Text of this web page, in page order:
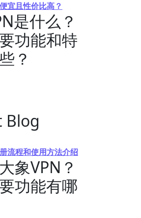
宜且性价比高？
是什么？
功能和特
？
Blog
流程和使用方法介绍
象VPN？
功能有哪